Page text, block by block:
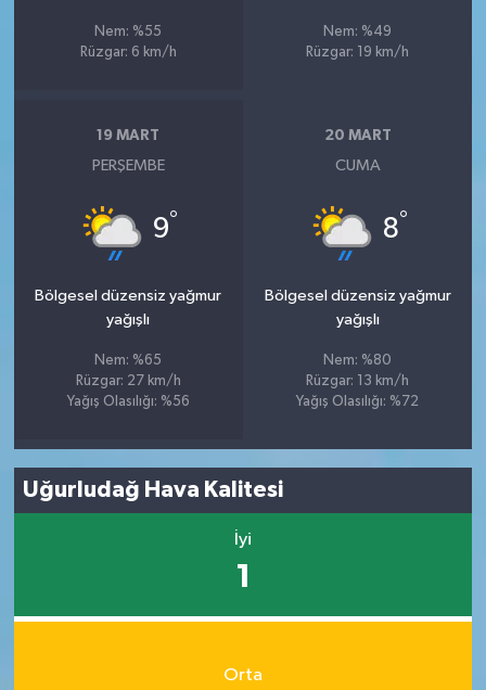
Nem: %55
Rüzgar: 6 km/h
Nem: %49
Rüzgar: 19 km/h
19 MART
PERŞEMBE
9°
Bölgesel düzensiz yağmur
yağışlı
Nem: %65
Rüzgar: 27 km/h
Yağış Olasılığı: %56
20 MART
CUMA
8°
Bölgesel düzensiz yağmur
yağışlı
Nem: %80
Rüzgar: 13 km/h
Yağış Olasılığı: %72
Uğurludağ Hava Kalitesi
İyi
1
Orta